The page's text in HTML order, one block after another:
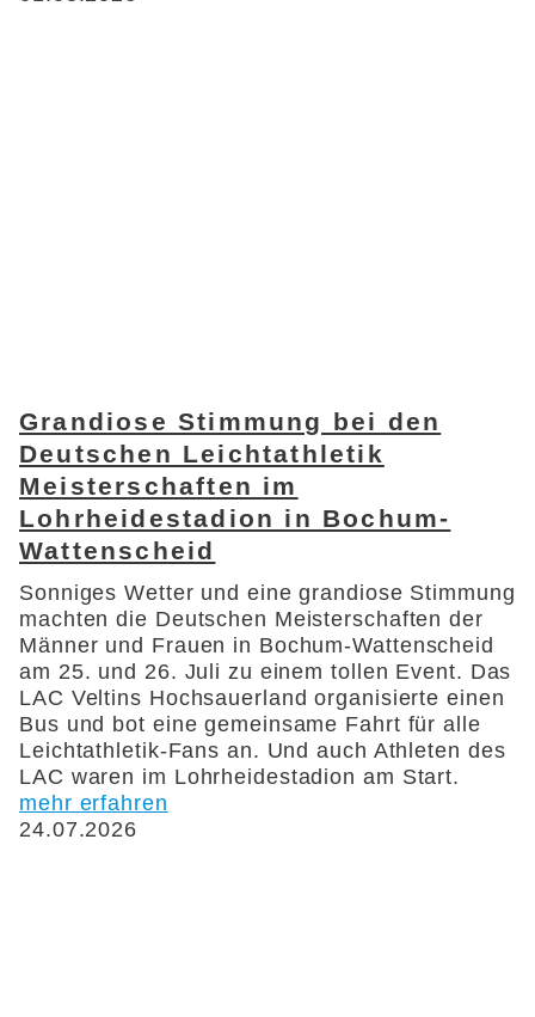
Grandiose Stimmung bei den
Deutschen Leichtathletik
Meisterschaften im
Lohrheidestadion in Bochum-
Wattenscheid
Sonniges Wetter und eine grandiose Stimmung
machten die Deutschen Meisterschaften der
Männer und Frauen in Bochum-Wattenscheid
am 25. und 26. Juli zu einem tollen Event. Das
LAC Veltins Hochsauerland organisierte einen
Bus und bot eine gemeinsame Fahrt für alle
Leichtathletik-Fans an. Und auch Athleten des
LAC waren im Lohrheidestadion am Start.
mehr erfahren
24.07.2026